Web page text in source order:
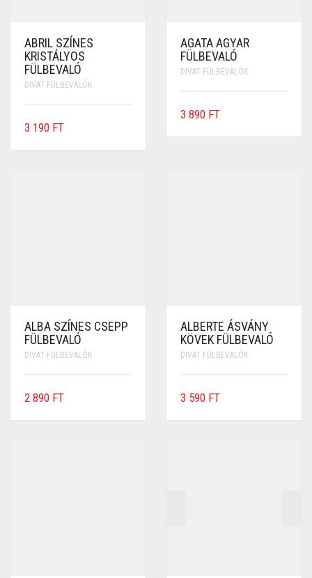
ABRIL SZÍNES
KRISTÁLYOS
FÜLBEVALÓ
DIVAT FÜLBEVALÓK
3 190 FT
AGATA AGYAR
FÜLBEVALÓ
DIVAT FÜLBEVALÓK
3 890 FT
ALBA SZÍNES CSEPP
FÜLBEVALÓ
DIVAT FÜLBEVALÓK
2 890 FT
ALBERTE ÁSVÁNY
KÖVEK FÜLBEVALÓ
DIVAT FÜLBEVALÓK
3 590 FT